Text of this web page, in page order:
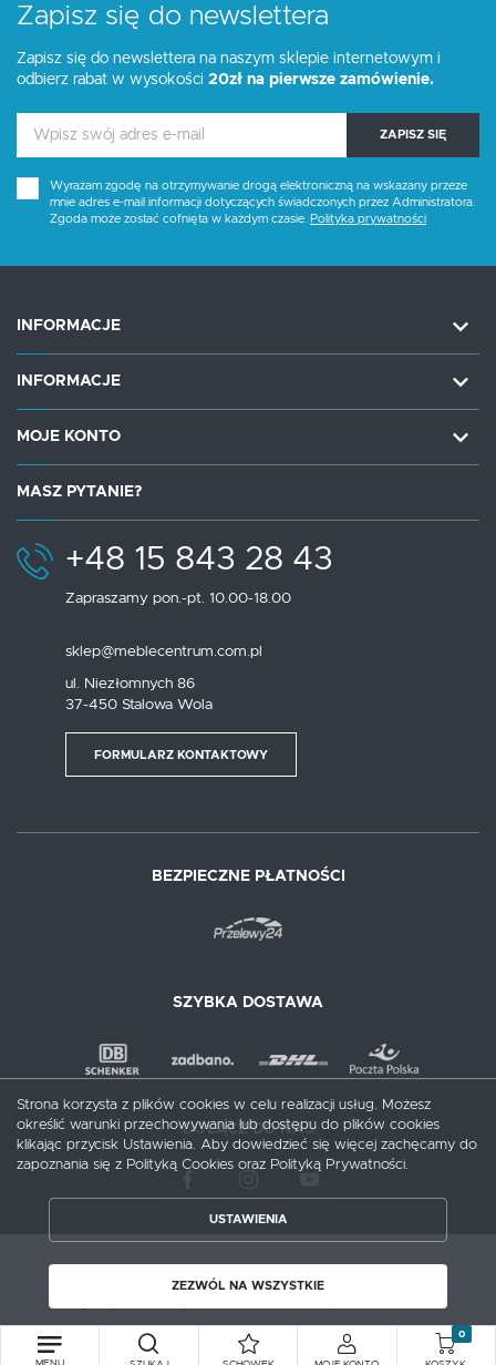
Zapisz się do newslettera
Zapisz się do newslettera na naszym sklepie internetowym i
odbierz rabat w wysokości 20zł na pierwsze zamówienie.
ZAPISZ SIĘ
Wyrażam zgodę na otrzymywanie drogą elektroniczną na wskazany przeze
mnie adres e-mail informacji dotyczących świadczonych przez Administratora.
Zgoda może zostać cofnięta w każdym czasie. Polityka prywatności
INFORMACJE
INFORMACJE
MOJE KONTO
MASZ PYTANIE?
+48 15 843 28 43
Zapraszamy pon.-pt. 10.00-18.00
sklep@meblecentrum.com.pl
ul. Niezłomnych 86
37-450 Stalowa Wola
FORMULARZ KONTAKTOWY
BEZPIECZNE PŁATNOŚCI
SZYBKA DOSTAWA
DOŁĄCZ DO NAS
Copyright by meblecentrum.com.pl
0
Strona korzysta z plików cookies w celu realizacji usług. Możesz
określić warunki przechowywania lub dostępu do plików cookies
klikając przycisk Ustawienia. Aby dowiedzieć się więcej zachęcamy do
zapoznania się z Polityką Cookies oraz Polityką Prywatności.
USTAWIENIA
ZEZWÓL NA WSZYSTKIE
ZAPISZ WYBRANE